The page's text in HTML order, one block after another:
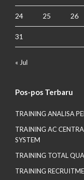
24 25 26
31
« Jul
Pos-pos Terbaru
TRAINING ANALISA
TRAINING AC
SYSTEM
TRAINING TOTAL
TRAINING